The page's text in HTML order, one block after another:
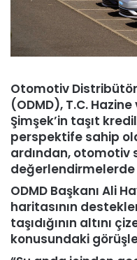
Otomotiv
(ODMD), T.C.
Şimşek’in taşıt
perspektife sahip
ardından, otomotiv
ODMD Başkanı Ali
haritasının
taşıdığının altını
konusundaki